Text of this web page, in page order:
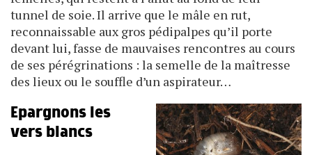
tunnel de soie. Il arrive que le mâle en rut,
reconnaissable aux gros pédipalpes qu’il porte
devant lui, fasse de mauvaises rencontres au cours
de ses pérégrinations : la semelle de la maîtresse
des lieux ou le souffle d’un aspirateur…
Epargnons les
vers blancs